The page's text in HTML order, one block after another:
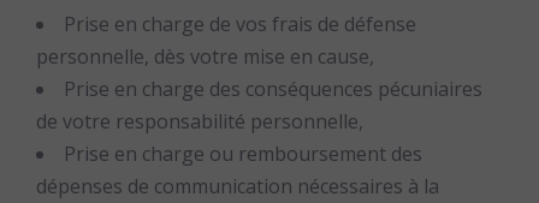
Prise en charge de vos frais de défense
personnelle, dès votre mise en cause,
Prise en charge des conséquences pécuniaires
de votre responsabilité personnelle,
Prise en charge ou remboursement des
dépenses de communication nécessaires à la